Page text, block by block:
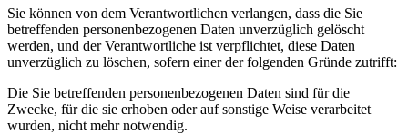
Sie können von dem Verantwortlichen verlangen, dass die Sie
betreffenden personenbezogenen Daten unverzüglich gelöscht
werden, und der Verantwortliche ist verpflichtet, diese Daten
unverzüglich zu löschen, sofern einer der folgenden Gründe zutrifft:
Die Sie betreffenden personenbezogenen Daten sind für die
Zwecke, für die sie erhoben oder auf sonstige Weise verarbeitet
wurden, nicht mehr notwendig.